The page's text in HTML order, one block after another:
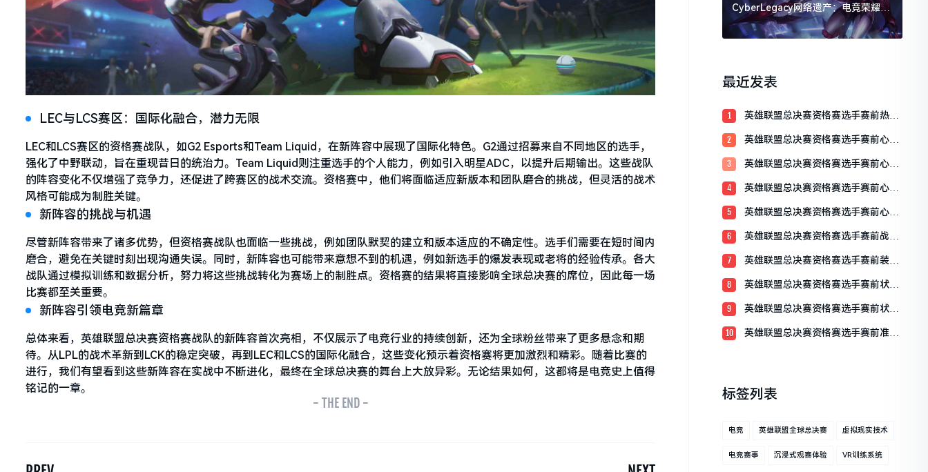
LEC与LCS赛区：国际化融合，潜力无限
LEC和LCS赛区的资格赛战队，如G2 Esports和Team Liquid，在新阵容中展现了国际化特色。G2通过招募来自不同地区的选手，
强化了中野联动，旨在重现昔日的统治力。Team Liquid则注重选手的个人能力，例如引入明星ADC，以提升后期输出。这些战队
的阵容变化不仅增强了竞争力，还促进了跨赛区的战术交流。资格赛中，他们将面临适应新版本和团队磨合的挑战，但灵活的战术
风格可能成为制胜关键。
新阵容的挑战与机遇
尽管新阵容带来了诸多优势，但资格赛战队也面临一些挑战，例如团队默契的建立和版本适应的不确定性。选手们需要在短时间内
磨合，避免在关键时刻出现沟通失误。同时，新阵容也可能带来意想不到的机遇，例如新选手的爆发表现或老将的经验传承。各大
战队通过模拟训练和数据分析，努力将这些挑战转化为赛场上的制胜点。资格赛的结果将直接影响全球总决赛的席位，因此每一场
比赛都至关重要。
新阵容引领电竞新篇章
总体来看，英雄联盟总决赛资格赛战队的新阵容首次亮相，不仅展示了电竞行业的持续创新，还为全球粉丝带来了更多悬念和期
待。从LPL的战术革新到LCK的稳定突破，再到LEC和LCS的国际化融合，这些变化预示着资格赛将更加激烈和精彩。随着比赛的
进行，我们有望看到这些新阵容在实战中不断进化，最终在全球总决赛的舞台上大放异彩。无论结果如何，这都将是电竞史上值得
铭记的一章。
- THE END -
CyberLegacy网络遗产：电竞荣耀的
数字传承
最近发表
1
英雄联盟总决赛资格赛选手赛前热身
2
英雄联盟总决赛资格赛选手赛前心理
3
英雄联盟总决赛资格赛选手赛前心理
4
英雄联盟总决赛资格赛选手赛前心态
5
英雄联盟总决赛资格赛选手赛前心态
6
英雄联盟总决赛资格赛选手赛前战术
7
英雄联盟总决赛资格赛选手赛前装备
8
英雄联盟总决赛资格赛选手赛前状态
9
英雄联盟总决赛资格赛选手赛前状态
10
英雄联盟总决赛资格赛选手赛前准备
标签列表
电竞 英雄联盟全球总决赛 虚拟现实技术
电竞赛事 沉浸式观赛体验 VR训练系统